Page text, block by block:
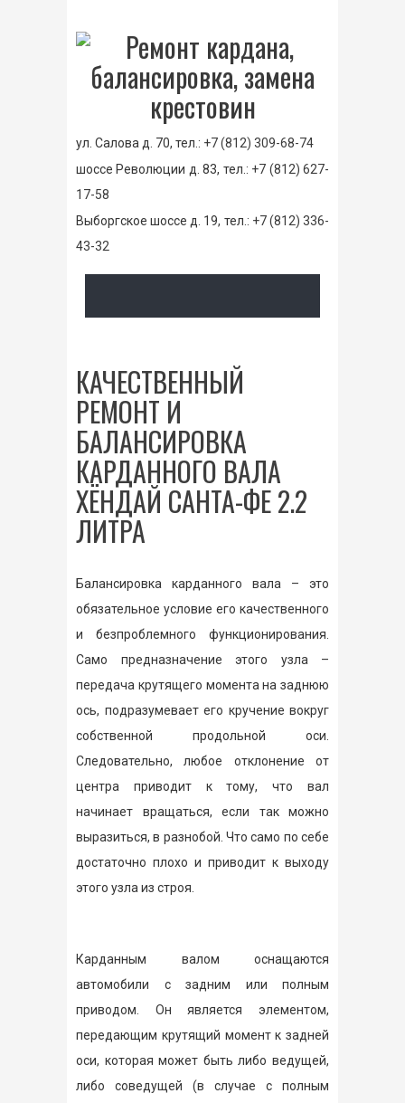
ул. Салова д. 70, тел.: +7 (812) 309-68-74
шоссе Революции д. 83, тел.: +7 (812) 627-
17-58
Выборгское шоссе д. 19, тел.: +7 (812) 336-
43-32
КАЧЕСТВЕННЫЙ
РЕМОНТ И
БАЛАНСИРОВКА
КАРДАННОГО ВАЛА
ХЁНДАЙ САНТА-ФЕ 2.2
ЛИТРА
Балансировка карданного вала – это
обязательное условие его качественного
и безпроблемного функционирования.
Само предназначение этого узла –
передача крутящего момента на заднюю
ось, подразумевает его кручение вокруг
собственной продольной оси.
Следовательно, любое отклонение от
центра приводит к тому, что вал
начинает вращаться, если так можно
выразиться, в разнобой. Что само по себе
достаточно плохо и приводит к выходу
этого узла из строя.
Карданным валом оснащаются
автомобили с задним или полным
приводом. Он является элементом,
передающим крутящий момент к задней
оси, которая может быть либо ведущей,
либо соведущей (в случае с полным